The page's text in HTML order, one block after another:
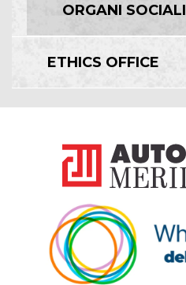
ORGANI SOCIALI
ETHICS OFFICE